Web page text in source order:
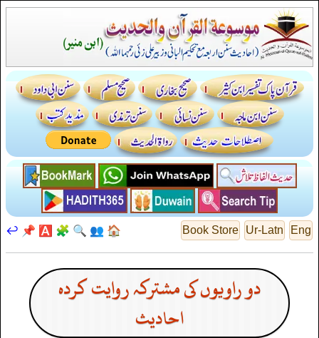
Eng
Ur-Latn
Book Store
🏠
👥
🔍
🧩
🅰️
📌
↩️
دو راویوں کی مشترکہ روایت کردہ
احادیث